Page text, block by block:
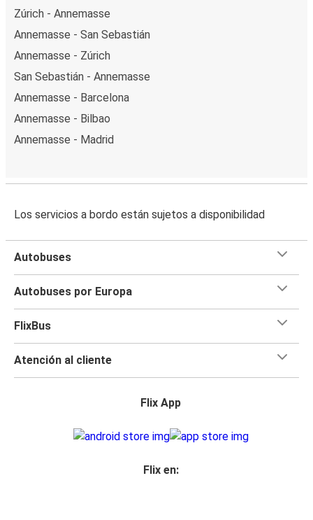
Zúrich - Annemasse
Annemasse - San Sebastián
Annemasse - Zúrich
San Sebastián - Annemasse
Annemasse - Barcelona
Annemasse - Bilbao
Annemasse - Madrid
Los servicios a bordo están sujetos a disponibilidad
Autobuses
Autobuses por Europa
FlixBus
Atención al cliente
Flix App
Flix en: